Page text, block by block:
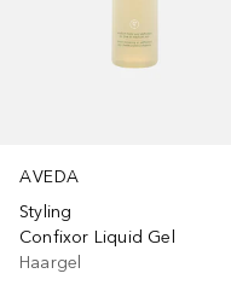
AVEDA
Styling
Confixor Liquid Gel
Haargel